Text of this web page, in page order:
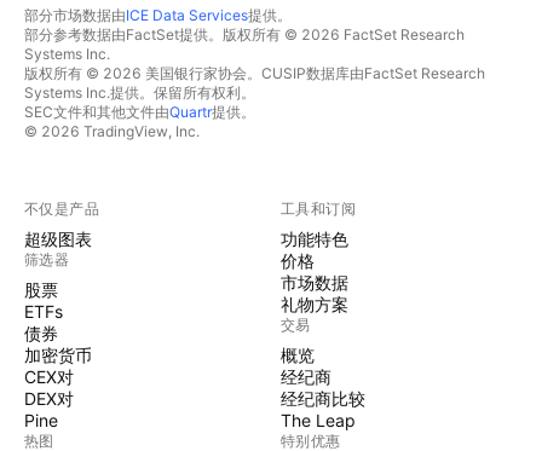
部分市场数据由ICE Data Services提供。
部分参考数据由FactSet提供。版权所有 © 2026 FactSet Research
Systems Inc.
版权所有 © 2026 美国银行家协会。CUSIP数据库由FactSet Research
Systems Inc.提供。保留所有权利。
SEC文件和其他文件由Quartr提供。
© 2026 TradingView, Inc.
不仅是产品
超级图表
筛选器
股票
ETFs
债券
加密货币
CEX对
DEX对
Pine
热图
工具和订阅
功能特色
价格
市场数据
礼物方案
交易
概览
经纪商
经纪商比较
The Leap
特别优惠